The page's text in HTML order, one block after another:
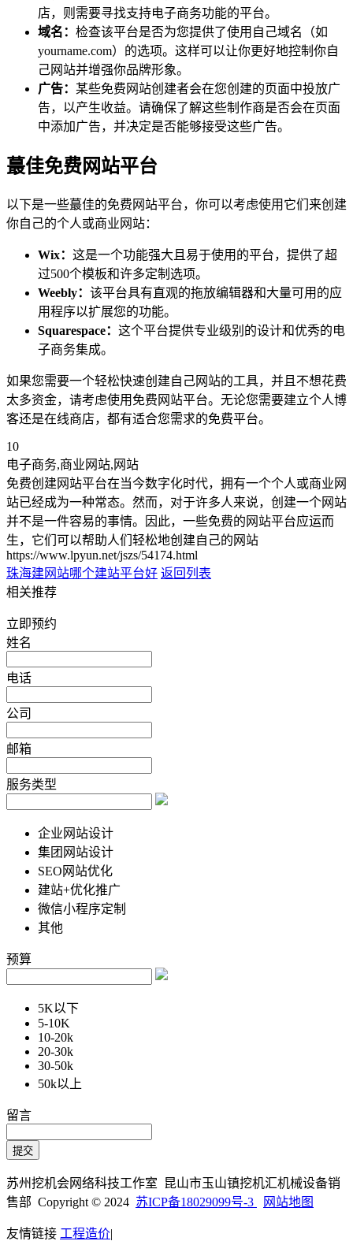
店，则需要寻找支持电子商务功能的平台。
域名： 检查该平台是否为您提供了使用自己域名（如
yourname.com）的选项。这样可以让你更好地控制你自
己网站并增强你品牌形象。
广告： 某些免费网站创建者会在您创建的页面中投放广
告，以产生收益。请确保了解这些制作商是否会在页面
中添加广告，并决定是否能够接受这些广告。
蕞佳免费网站平台
以下是一些蕞佳的免费网站平台，你可以考虑使用它们来创建
你自己的个人或商业网站：
Wix： 这是一个功能强大且易于使用的平台，提供了超
过500个模板和许多定制选项。
Weebly： 该平台具有直观的拖放编辑器和大量可用的应
用程序以扩展您的功能。
Squarespace： 这个平台提供专业级别的设计和优秀的电
子商务集成。
如果您需要一个轻松快速创建自己网站的工具，并且不想花费
太多资金，请考虑使用免费网站平台。无论您需要建立个人博
客还是在线商店，都有适合您需求的免费平台。
10
电子商务,商业网站,网站
免费创建网站平台在当今数字化时代，拥有一个个人或商业网
站已经成为一种常态。然而，对于许多人来说，创建一个网站
并不是一件容易的事情。因此，一些免费的网站平台应运而
生，它们可以帮助人们轻松地创建自己的网站
https://www.lpyun.net/jszs/54174.html
珠海建网站哪个建站平台好 返回列表
相关推荐
立即预约
姓名
电话
公司
邮箱
服务类型
企业网站设计
集团网站设计
SEO网站优化
建站+优化推广
微信小程序定制
其他
预算
5K以下
5-10K
10-20k
20-30k
30-50k
50k以上
留言
苏州挖机会网络科技工作室 昆山市玉山镇挖机汇机械设备销
售部 Copyright © 2024 苏ICP备18029099号-3 网站地图
友情链接 工程造价|